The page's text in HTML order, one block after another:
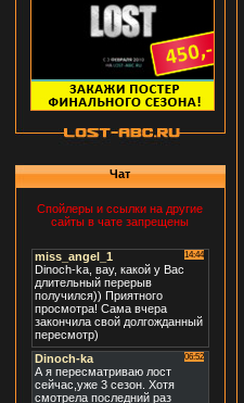
Чат
Спойлеры и ссылки на другие
сайты в чате запрещены